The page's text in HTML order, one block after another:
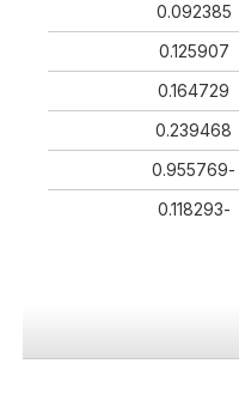
0.092385
0.125907
0.164729
0.239468
-0.955769
-0.118293